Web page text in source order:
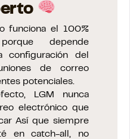
funciona el 100%
depende
configuración del
de correo
potenciales.
LGM nunca
electrónico que
Así que siempre
en catch-all, no